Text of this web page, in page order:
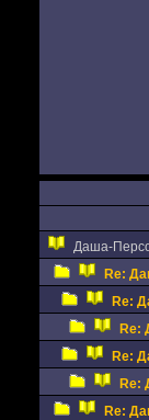
Даша-
Re:
Re:
Re:
Re:
Re:
Re: